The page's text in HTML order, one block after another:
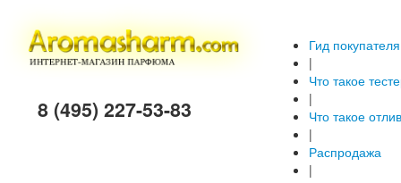
8 (495) 227-53-83
Гид покупателя
|
Что такое
|
Что такое
|
Распродажа
|